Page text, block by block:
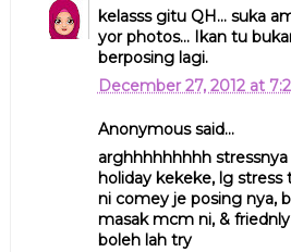
kelasss gitu QH... suka
yor photos... Ikan tu
berposing lagi.
December 27, 2012 at
Anonymous said...
arghhhhhhhhh
holiday kekeke, lg stress
ni comey je posing nya,
masak mcm ni, &
boleh lah try